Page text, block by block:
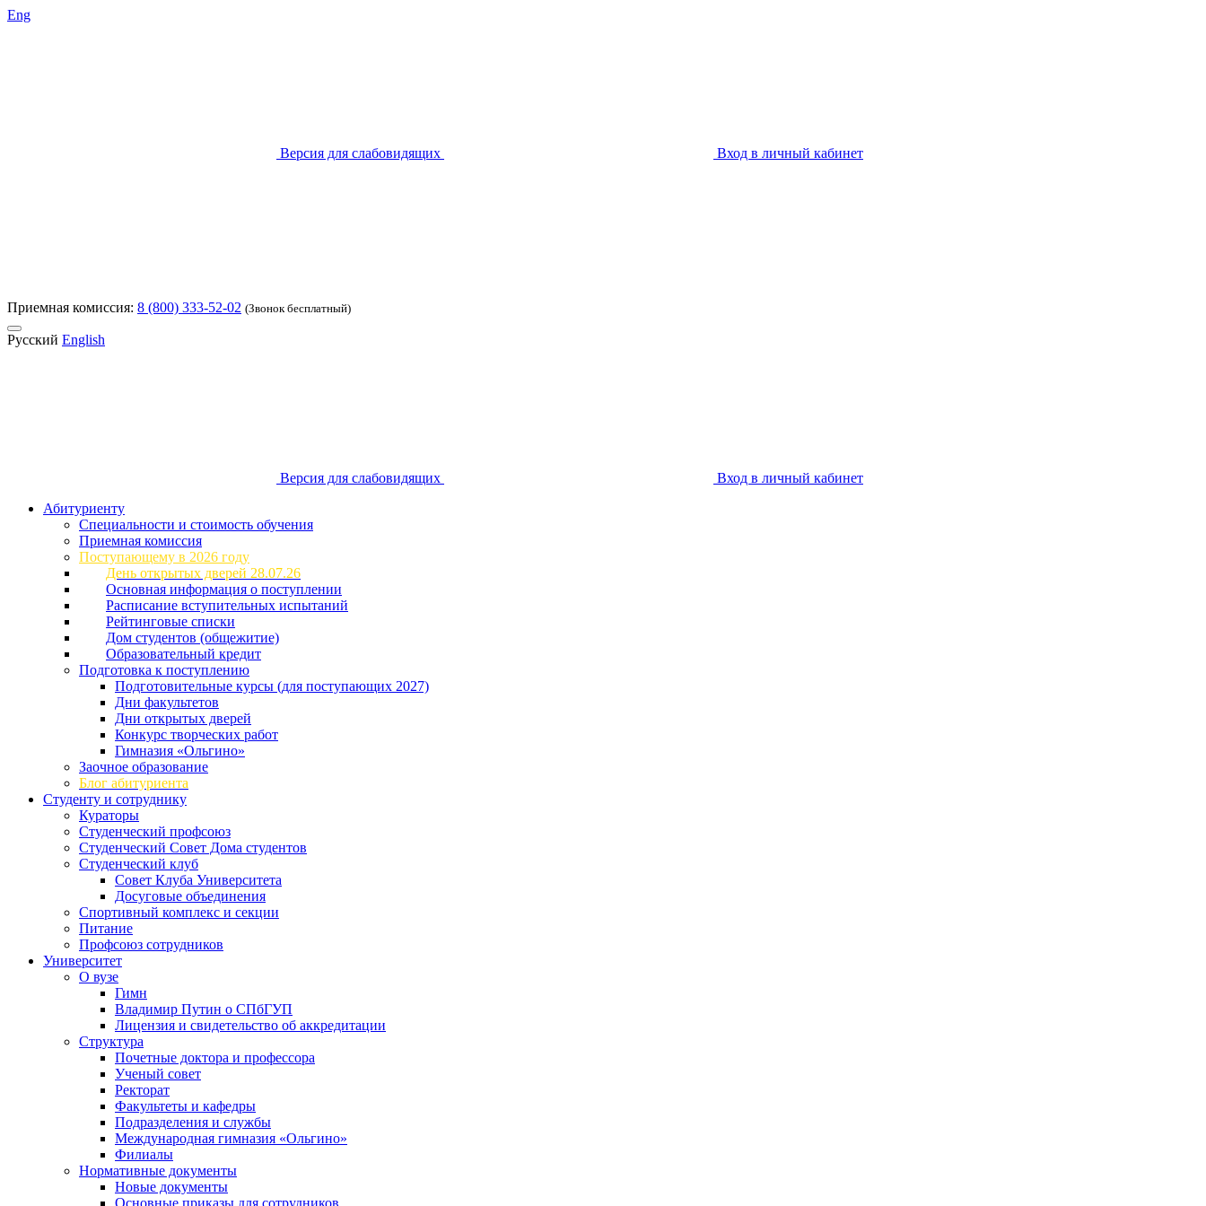
Eng
Версия для слабовидящих Вход в личный кабинет
Приемная комиссия: 8 (800) 333-52-02 (Звонок бесплатный)
Русский English
Версия для слабовидящих
Вход в личный кабинет
Абитуриенту
Специальности и стоимость обучения
Приемная комиссия
Поступающему в 2026 году
День открытых дверей 28.07.26
Основная информация о поступлении
Расписание вступительных испытаний
Рейтинговые списки
Дом студентов (общежитие)
Образовательный кредит
Подготовка к поступлению
Подготовительные курсы (для поступающих 2027)
Дни факультетов
Дни открытых дверей
Конкурс творческих работ
Гимназия «Ольгино»
Заочное образование
Блог абитуриента
Студенту и сотруднику
Кураторы
Студенческий профсоюз
Студенческий Совет Дома студентов
Студенческий клуб
Совет Клуба Университета
Досуговые объединения
Спортивный комплекс и секции
Питание
Профсоюз сотрудников
Университет
О вузе
Гимн
Владимир Путин о СПбГУП
Лицензия и свидетельство об аккредитации
Структура
Почетные доктора и профессора
Ученый совет
Ректорат
Факультеты и кафедры
Подразделения и службы
Международная гимназия «Ольгино»
Филиалы
Нормативные документы
Новые документы
Основные приказы для сотрудников